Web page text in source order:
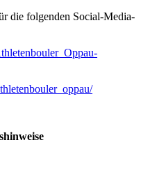
die folgenden Social-Media-